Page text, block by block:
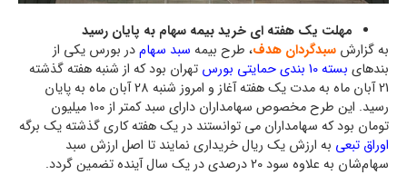
مهلت یک هفته ای خرید بیمه سهام به پایان رسید
به گزارش سبدگردان هدف، طرح بیمه سبد سهامدر بورس یکی از
بندهای بسته 10 بندی حمایتی بورس
تهران بود که از شنبه هفته گذشته
21 آبان ماه به مدت یک هفته آغاز و امروز شنبه 28 آبان ماه به پایان
رسید. این طرح مخصوص سهامداران دارای سبد کمتر از 100 میلیون
تومان بود که سهامداران می توانستند در یک هفته کاری گذشته یک برگه
اوراق تبعی به ارزش یک ریال خریداری نمایند تا اصل ارزش سبد
سهام‌شان به علاوه سود 20 درصدی در یک سال آینده تضمین گردد.